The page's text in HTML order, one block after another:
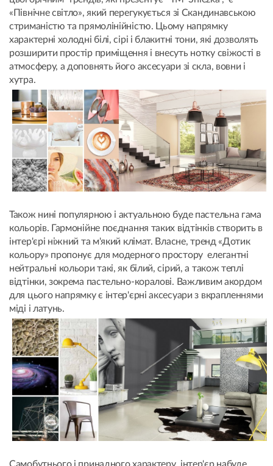
«Північне світло», який перегукується зі Скандинавською
стриманістю та прямолінійністю. Цьому напрямку
характерні холодні білі, сірі і блакитні тони, які дозволять
розширити простір приміщення і внесуть нотку свіжості в
атмосферу, а доповнять його аксесуари зі скла, вовни і
хутра.
Також нині популярною і актуальною буде пастельна гама
кольорів. Гармонійне поєднання таких відтінків створить в
інтер'єрі ніжний та м'який клімат. Власне, тренд «Дотик
кольору» пропонує для модерного простору елегантні
нейтральні кольори такі, як білий, сірий, а також теплі
відтінки, зокрема пастельно-коралові. Важливим акордом
для цього напрямку є інтер'єрні аксесуари з вкрапленнями
міді і латунь.
Самобутнього і принадного характеру інтер'єр набуде